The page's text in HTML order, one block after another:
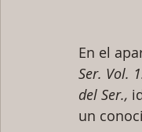
En el
Ser. Vol.
del Ser.,
un